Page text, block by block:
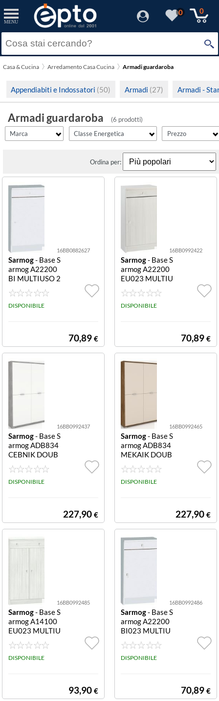
MENU
0 0
Casa & Cucina Arredamento Casa Cucina Armadi guardaroba
Appendiabiti e Indossatori (50) Armadi (27) Armadi -
Armadi guardaroba
(6 prodotti)
Marca
filter_id Resetta
Classe Energetica
filtro_energy Resetta
Prezzo
filter_fprezzo
Prezzo minimo
Resetta
filter_adds
Solo Promozioni
Visualizza solo le Novità
Resetta
Ordina per:
16BB0882627
Sarmog- Base S
armog A22200
BI MULTIUSO 2
22 Bianco liscio
222
DISPONIBILE
70,89 €
16BB0992422
Sarmog- Base S
armog A22200
EU023 MULTIU
SO 222 Eucalipt
o 222
DISPONIBILE
70,89 €
16BB0992437
Sarmog- Base S
armog ADB834
CEBNIK DOUB
LE Db834k Cem
ento e Bianco ne
ve Db834k
DISPONIBILE
227,90 €
16BB0992465
Sarmog- Base S
armog ADB834
MEKAIK DOUB
LE Db834k Noc
e mercur e Kash
mir Db834k
DISPONIBILE
227,90 €
16BB0992485
Sarmog- Base S
armog A14100
EU023 MULTIU
SO 141 Eucalipt
o 141
DISPONIBILE
93,90 €
16BB0992486
Sarmog- Base S
armog A22200
BI023 MULTIU
SO 222 Bianco l
iscio 222
DISPONIBILE
70,89 €